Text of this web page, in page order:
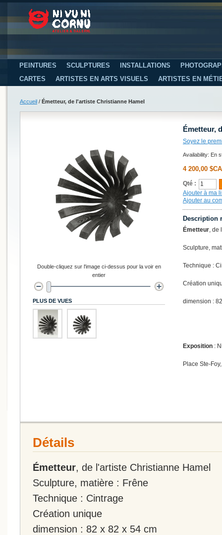
PEINTURES SCULPTURES INSTALLATIONS
CARTES
ARTISTES EN ARTS VISUELS ARTISTES EN
Accueil / Émetteur, de l'artiste Christianne Hamel
Émetteur,
Soyez le
Availability: En
4 200,00 $CA
Qté :
Ajouter à ma
Ajouter au
Description
Émetteur, de
Sculpture,
Technique :
Création
dimension :
Exposition :
Place Ste-
Double-cliquez sur l'image ci-dessus pour la voir en
entier
PLUS DE VUES
Détails
Émetteur, de l'artiste Christianne Hamel
Sculpture, matière : Frêne
Technique : Cintrage
Création unique
dimension : 82 x 82 x 54 cm